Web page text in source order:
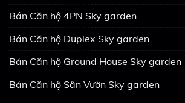
Bán Căn hộ 4PN Sky garden
Bán Căn hộ Duplex Sky garden
Bán Căn hộ Ground House Sky garden
Bán Căn hộ Sân Vườn Sky garden